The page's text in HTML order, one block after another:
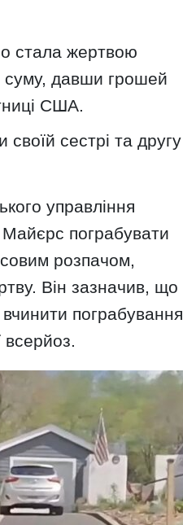
стала жертвою
давши грошей
США.
своїй сестрі та другу
управління
пограбувати
розпачом,
Він зазначив, що
пограбування
всерйоз.